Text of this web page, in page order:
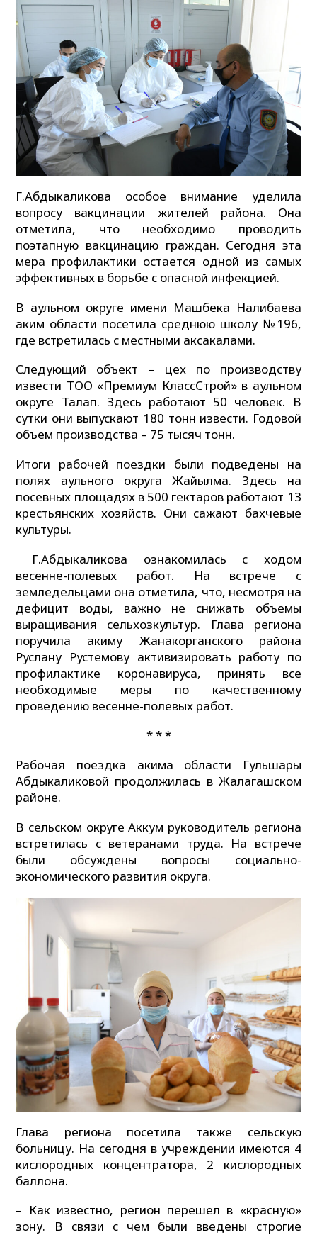
Г.Абдыкаликова особое внимание уделила
вопросу вакцинации жителей района. Она
отметила, что необходимо проводить
поэтапную вакцинацию граждан. Сегодня эта
мера профилактики остается одной из самых
эффективных в борьбе с опасной инфекцией.
В аульном округе имени Машбека Налибаева
аким области посетила среднюю школу №196,
где встретилась с местными аксакалами.
Следующий объект – цех по производству
извести ТОО «Премиум КлассСтрой» в аульном
округе Талап. Здесь работают 50 человек. В
сутки они выпускают 180 тонн извести. Годовой
объем производства – 75 тысяч тонн.
Итоги рабочей поездки были подведены на
полях аульного округа Жайылма. Здесь на
посевных площадях в 500 гектаров работают 13
крестьянских хозяйств. Они сажают бахчевые
культуры.
Г.Абдыкаликова ознакомилась с ходом
весенне-полевых работ. На встрече с
земледельцами она отметила, что, несмотря на
дефицит воды, важно не снижать объемы
выращивания сельхозкультур. Глава региона
поручила акиму Жанакорганского района
Руслану Рустемову активизировать работу по
профилактике коронавируса, принять все
необходимые меры по качественному
проведению весенне-полевых работ.
* * *
Рабочая поездка акима области Гульшары
Абдыкаликовой продолжилась в Жалагашском
районе.
В сельском округе Аккум руководитель региона
встретилась с ветеранами труда. На встрече
были обсуждены вопросы социально-
экономического развития округа.
Глава региона посетила также сельскую
больницу. На сегодня в учреждении имеются 4
кислородных концентратора, 2 кислородных
баллона.
– Как известно, регион перешел в «красную»
зону. В связи с чем были введены строгие